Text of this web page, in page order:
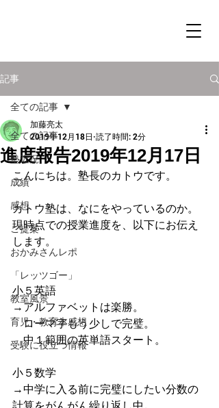
記事
全ての記事
塾近況
成績
感想
ご提案
おかみさんレポ
「レッツゴー」
教室風景
育児・教育本感想
受験に役立つ情報
全ての記事
進度報告2019年12月17日
加藤亮太
2019年12月18日 読了時間: 2分
こんにちは。塾長のカトウです。
カトウ塾は、なにをやっているのか。
現時点での授業進度を、以下にお伝え
します。
小５英語
→アルファベットは楽勝。
ローマ字もう少しで完璧。
中１範囲の英単語スタート。
小５数学
→中学に入る前に完璧にしたい分数の